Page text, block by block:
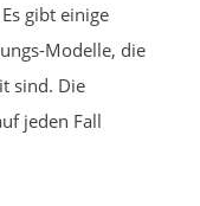
gibt einige
Modelle, die
sind. Die
jeden Fall